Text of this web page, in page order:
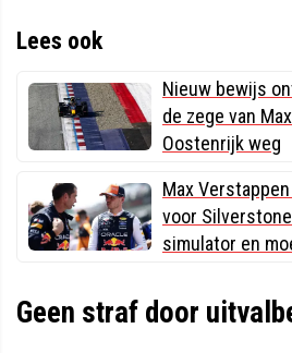
Lees ook
Nieuw bewijs
de zege van
Oostenrijk weg
Max
voor
simulator en
Geen straf door